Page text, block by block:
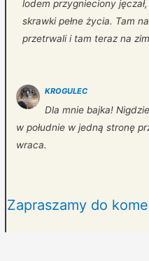
lodem przygnieciony jęczał,
skrawki pełne życia. Tam
przetrwali i tam teraz na
KROGULEC
Dla mnie bajka!
w południe w jedną stronę
wraca.
Zapraszamy do